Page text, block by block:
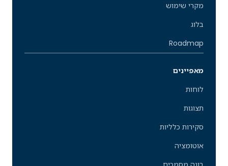
מקרי שימוש
בלוג
Roadmap
מאפיינים
לוחות
תצוגות
סקירות כלליות
אוטומציה